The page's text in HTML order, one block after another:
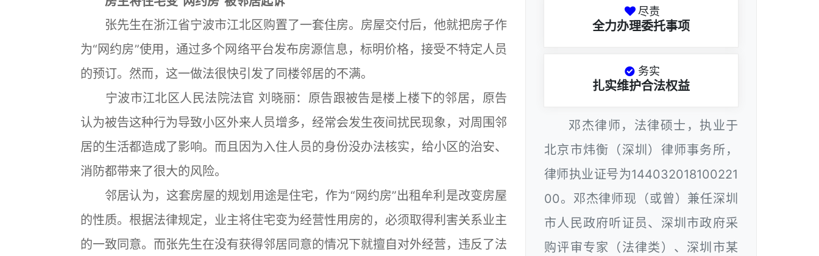
张先生在浙江省宁波市江北区购置了一套住房。房屋交付后，他就把房子作
为“网约房”使用，通过多个网络平台发布房源信息，标明价格，接受不特定人员
的预订。然而，这一做法很快引发了同楼邻居的不满。
宁波市江北区人民法院法官 刘晓丽：原告跟被告是楼上楼下的邻居，原告
认为被告这种行为导致小区外来人员增多，经常会发生夜间扰民现象，对周围邻
居的生活都造成了影响。而且因为入住人员的身份没办法核实，给小区的治安、
消防都带来了很大的风险。
邻居认为，这套房屋的规划用途是住宅，作为“网约房”出租牟利是改变房屋
的性质。根据法律规定，业主将住宅变为经营性用房的，必须取得利害关系业主
的一致同意。而张先生在没有获得邻居同意的情况下就擅自对外经营，违反了法
尽责
全力办理委托事项
务实
扎实维护合法权益
邓杰律师，法律硕士，执业于
北京市炜衡（深圳）律师事务所，
律师执业证号为144032018100221
00。邓杰律师现（或曾）兼任深圳
市人民政府听证员、深圳市政府采
购评审专家（法律类）、深圳市某